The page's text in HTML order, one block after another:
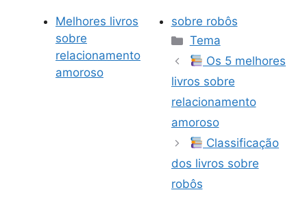
Melhores livros
sobre
relacionamento
amoroso
sobre robôs
Categorias
Tema
Os 5 melhores
livros sobre
relacionamento
amoroso
Classificação
dos livros sobre
robôs